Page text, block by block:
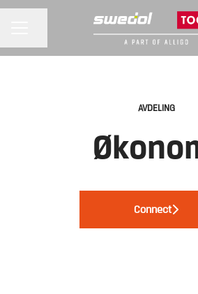
AVDELING
Connect